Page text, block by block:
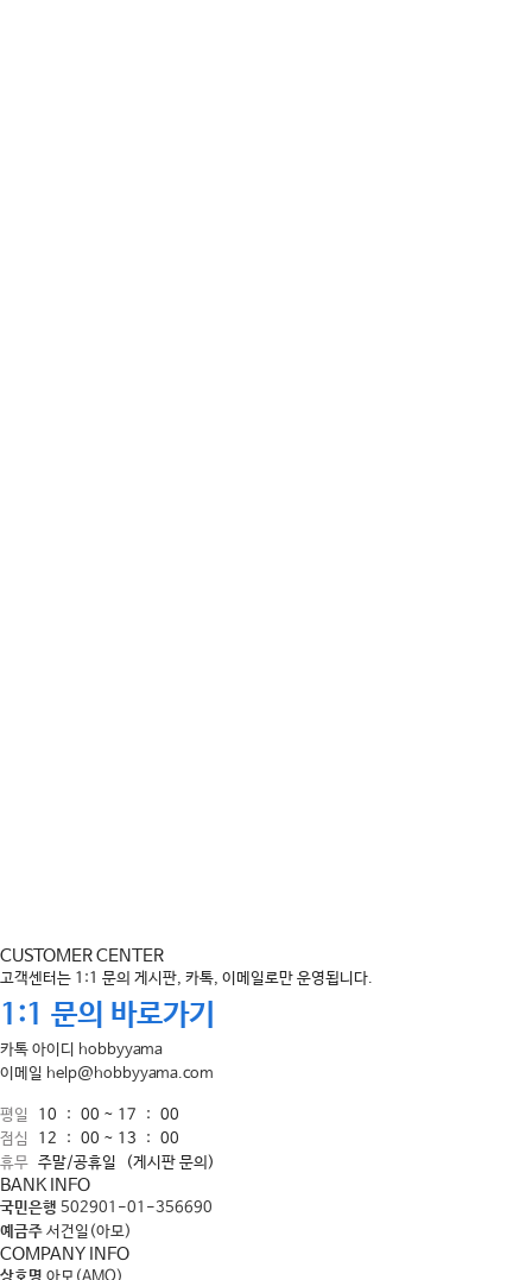
CUSTOMER CENTER
고객센터는 1:1 문의 게시판, 카톡, 이메일로만 운영됩니다.
1:1 문의 바로가기
카톡 아이디 hobbyyama
이메일 help@hobbyyama.com
평일
10 : 00 ~ 17 : 00
점심
12 : 00 ~ 13 : 00
휴무 주말/공휴일 (게시판 문의)
BANK INFO
국민은행 502901-01-356690
예금주 서건일(아모)
COMPANY INFO